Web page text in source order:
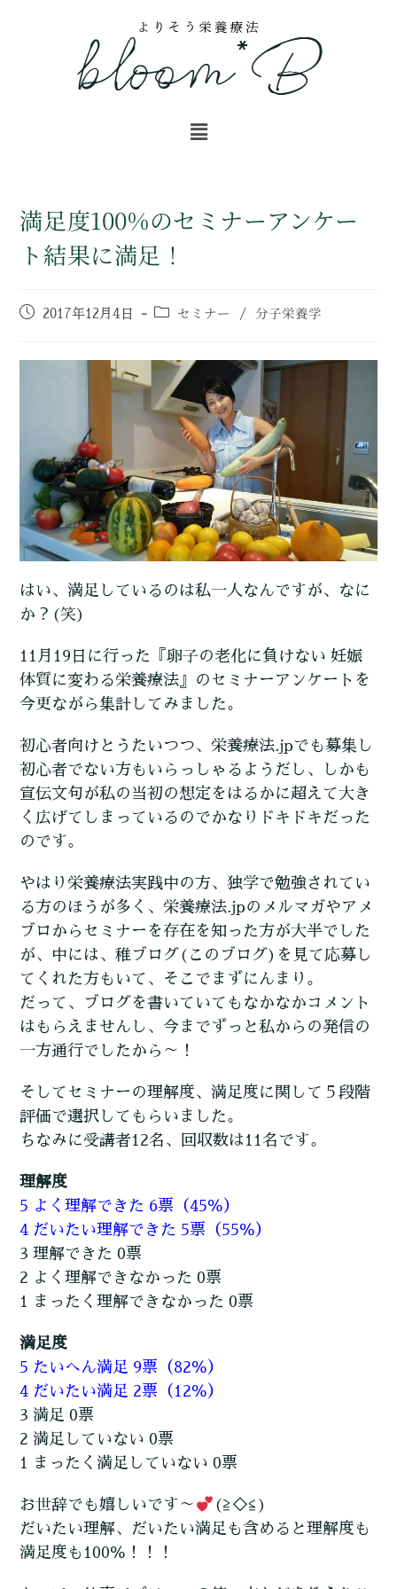
満足度100%のセミナーアンケー
ト結果に満足！
2017年12月4日 セミナー / 分子栄養学
はい、満足しているのは私一人なんですが、なに
か？(笑)
11月19日に行った『卵子の老化に負けない 妊娠
体質に変わる栄養療法』のセミナーアンケートを
今更ながら集計してみました。
初心者向けとうたいつつ、栄養療法.jpでも募集し
初心者でない方もいらっしゃるようだし、しかも
宣伝文句が私の当初の想定をはるかに超えて大き
く広げてしまっているのでかなりドキドキだった
のです。
やはり栄養療法実践中の方、独学で勉強されてい
る方のほうが多く、栄養療法.jpのメルマガやアメ
ブロからセミナーを存在を知った方が大半でした
が、中には、稚ブログ(このブログ)を見て応募し
てくれた方もいて、そこでまずにんまり。
だって、ブログを書いていてもなかなかコメント
はもらえませんし、今までずっと私からの発信の
一方通行でしたから～！
そしてセミナーの理解度、満足度に関して５段階
評価で選択してもらいました。
ちなみに受講者12名、回収数は11名です。
理解度
5 よく理解できた 6票（45％）
4 だいたい理解できた 5票（55％）
3 理解できた 0票
2 よく理解できなかった 0票
1 まったく理解できなかった 0票
満足度
5 たいへん満足 9票（82％）
4 だいたい満足 2票（12％）
3 満足 0票
2 満足していない 0票
1 まったく満足していない 0票
お世辞でも嬉しいです～
(≧◇≦)
だいたい理解、だいたい満足も含めると理解度も
満足度も100％！！！